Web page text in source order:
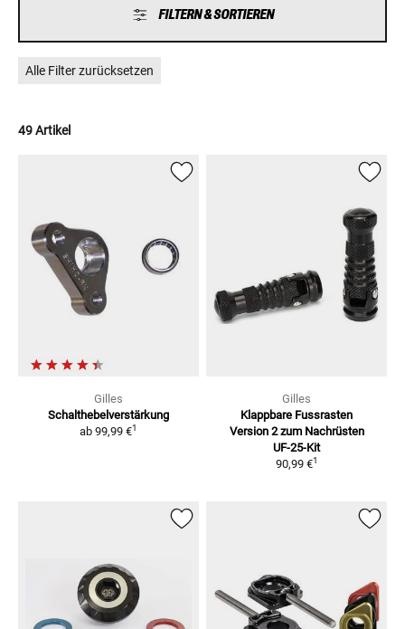
FILTERN & SORTIEREN
Alle Filter zurücksetzen
49 Artikel
Gilles
Schalthebelverstärkung
ab 99,99 €1
Gilles
Klappbare Fussrasten
Version 2 zum Nachrüsten
UF-25-Kit
90,99 €1